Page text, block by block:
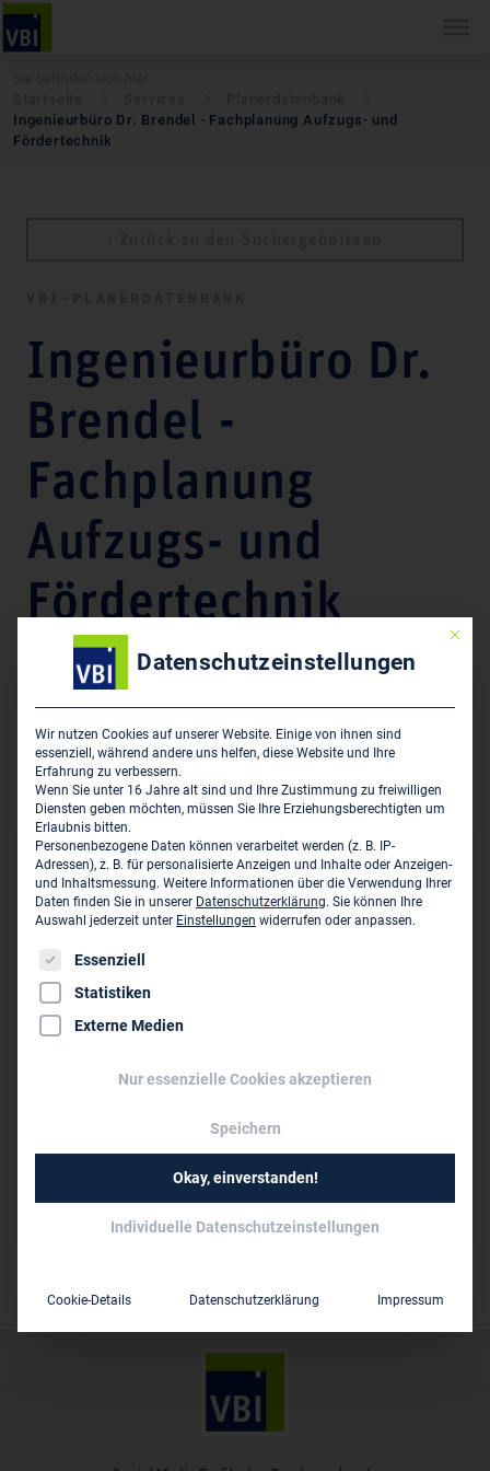
Ingenieurbüro Dr. Brendel - Fachplanung Aufzugs- und
Fördertechnik
Ingenieurbüro Dr.
Brendel -
Fachplanung
Aufzugs- und
Fördertechnik
Unternehmensdarstellung
Sachverständigentätigkeiten und gutachterliche
Tätigkeiten im Bereich Aufzugs- und Fördertechnik,
Beratungs- und Planungsleistungen im Bereich
Aufzugs- und Fördertechnik, Aufzugsmanagement
Hauptsitz des Unternehmens
Ingenieurbüro Dr. Brendel - Fachplanung Aufzugs- und
Böttcherstr. 11
D-30419 Hannover
tobias.brendel@ingenieurbuero-brendel.de
Dr.-Ing. Tobias Brendel
Mit
Datenschutzeinstellungen
Wir nutzen Cookies auf unserer Website. Einige von ihnen sind
essenziell, während andere uns helfen, diese Website und Ihre
Erfahrung zu verbessern.
Wenn Sie unter 16 Jahre alt sind und Ihre Zustimmung zu freiwilligen
Diensten geben möchten, müssen Sie Ihre Erziehungsberechtigten um
Erlaubnis bitten.
Personenbezogene Daten können verarbeitet werden (z. B. IP-
Adressen), z. B. für personalisierte Anzeigen und Inhalte oder Anzeigen-
und Inhaltsmessung. Weitere Informationen über die Verwendung Ihrer
Daten finden Sie in unserer Datenschutzerklärung. Sie können Ihre
Auswahl jederzeit unter Einstellungen widerrufen oder anpassen.
Es folgt eine Liste der Service-Gruppen, für die eine
Essenziell
Statistiken
Externe Medien
Nur essenzielle Cookies akzeptieren
Speichern
Okay, einverstanden!
Individuelle Datenschutzeinstellungen
Cookie-Details Datenschutzerklärung Impressum